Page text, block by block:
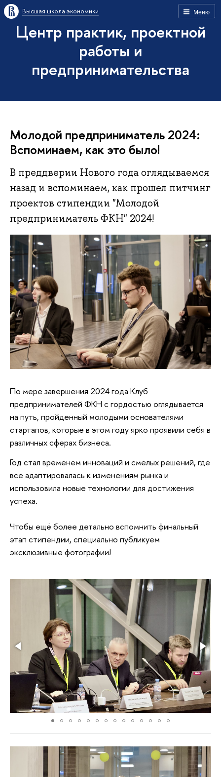
Меню
Высшая школа экономики
Центр практик, проектной
работы и
предпринимательства
Молодой предприниматель 2024:
Вспоминаем, как это было!
В преддверии Нового года оглядываемся
назад и вспоминаем, как прошел питчинг
проектов стипендии "Молодой
предприниматель ФКН" 2024!
По мере завершения 2024 года Клуб
предпринимателей ФКН с гордостью оглядывается
на путь, пройденный молодыми основателями
стартапов, которые в этом году ярко проявили себя в
различных сферах бизнеса.
Год стал временем инноваций и смелых решений, где
все адаптировалась к изменениям рынка и
использовила новые технологии для достижения
успеха.
Чтобы ещё более детально вспомнить финальный
этап стипендии, специально публикуем
эксклюзивные фотографии!